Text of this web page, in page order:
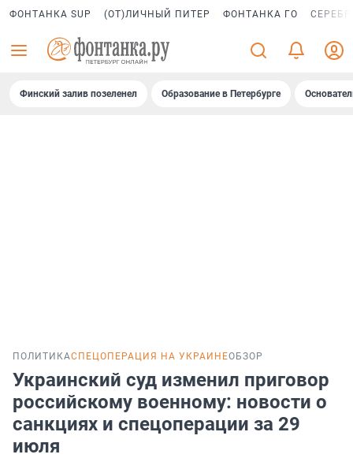
ФОНТАНКА SUP (ОТ)ЛИЧНЫЙ ПИТЕР ФОНТАНКА ГО
Финский залив позеленел Образование в Петербурге
ПОЛИТИКАСПЕЦОПЕРАЦИЯ НА УКРАИНЕОБЗОР
Украинский суд изменил приговор
российскому военному: новости о
санкциях и спецоперации за 29
июля